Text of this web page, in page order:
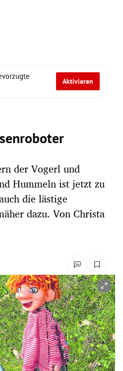
Aktivieren
der Vogerl und
Hummeln ist jetzt zu
die lästige
dazu. Von Christa